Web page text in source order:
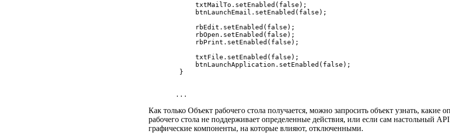
        txtMailTo.setEnabled(false);
        btnLaunchEmail.setEnabled(false);
        rbEdit.setEnabled(false);
        rbOpen.setEnabled(false);
        rbPrint.setEnabled(false);
        txtFile.setEnabled(false);
        btnLaunchApplication.setEnabled(false);
    }
Как только Объект рабочего стола получается, можно запросить объект узнать,
рабочего стола не поддерживает определенные действия, или если сам настольный
графические компоненты, на которые влияют, отключенными.